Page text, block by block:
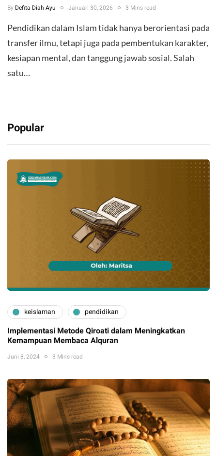
By Defita Diah Ayu Januari 30, 2026 3 Mins read
Pendidikan dalam Islam tidak hanya berorientasi pada
transfer ilmu, tetapi juga pada pembentukan karakter,
kesiapan mental, dan tanggung jawab sosial. Salah
satu…
Popular
keislaman pendidikan
Implementasi Metode Qiroati dalam Meningkatkan
Kemampuan Membaca Alquran
Juni 8, 2024 3 Mins read